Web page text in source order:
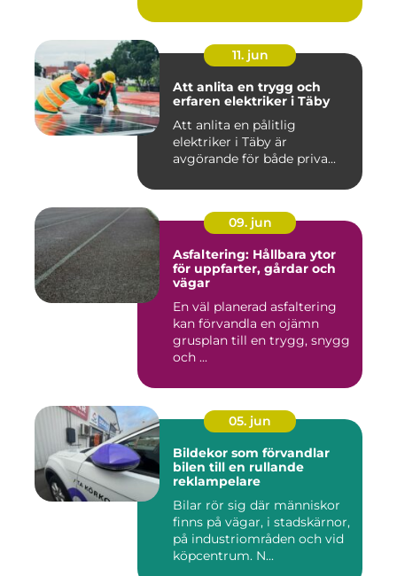
11. jun
Att anlita en trygg och
erfaren elektriker i Täby
Att anlita en pålitlig
elektriker i Täby är
avgörande för både priva...
09. jun
Asfaltering: Hållbara ytor
för uppfarter, gårdar och
vägar
En väl planerad asfaltering
kan förvandla en ojämn
grusplan till en trygg, snygg
och ...
05. jun
Bildekor som förvandlar
bilen till en rullande
reklampelare
Bilar rör sig där människor
finns på vägar, i stadskärnor,
på industriområden och vid
köpcentrum. N...